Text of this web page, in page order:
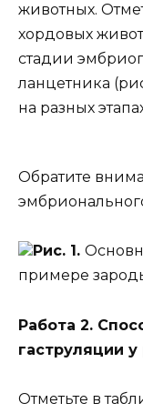
животных.
хордовых
стадии
ланцетника
на разных
Обратите
Рис. 1.
примере
Работа 2.
гаструляции
Отметьте в